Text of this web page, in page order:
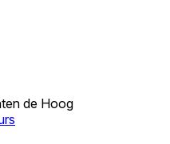
de Hoog